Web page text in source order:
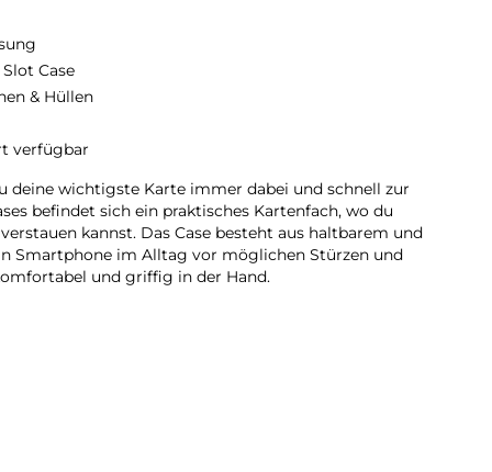
Case
& Hüllen
verfügbar
deine wichtigste Karte immer dabei und schnell zur
befindet sich ein praktisches Kartenfach, wo du
kannst. Das Case besteht aus haltbarem und
Smartphone im Alltag vor möglichen Stürzen und
und griffig in der Hand.